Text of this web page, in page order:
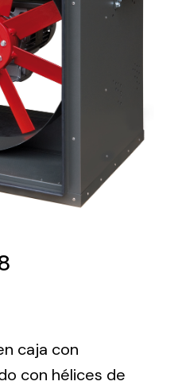
and electrical
need
y equipos de
caja con
con hélices de